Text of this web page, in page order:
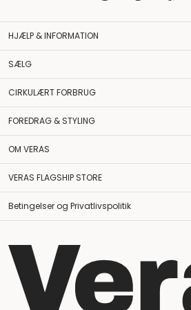
HJÆLP & INFORMATION
SÆLG
CIRKULÆRT FORBRUG
FOREDRAG & STYLING
OM VERAS
VERAS FLAGSHIP STORE
Betingelser og Privatlivspolitik